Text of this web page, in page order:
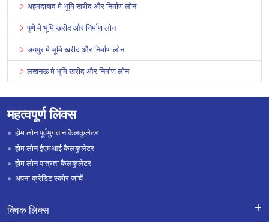
अहमदाबाद मे भूमि खरीद और निर्माण लोन
पुणे मे भूमि खरीद और निर्माण लोन
जयपुर मे भूमि खरीद और निर्माण लोन
लखनऊ मे भूमि खरीद और निर्माण लोन
महत्वपूर्ण लिंक्स
होम लोन पूर्वभुगतान कैलकुलेटर
होम लोन ईएमआई कैलकुलेटर
होम लोन पात्रता कैलकुलेटर
अपना क्रेडिट स्कोर जांचें
क्विक लिंक्स